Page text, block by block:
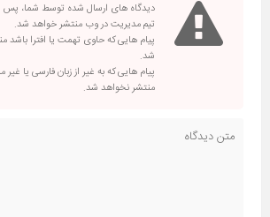
دیدگاه های ارسال شده توسط شما، پس
تیم مدیریت در وب منتشر خواهد شد.
پیام هایی که حاوی تهمت یا افترا باشد
شد.
پیام هایی که به غیر از زبان فارسی یا غیر
منتشر نخواهد شد.